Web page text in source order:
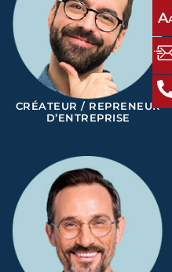
A
CRÉATEUR / REPRENEUR
D’ENTREPRISE